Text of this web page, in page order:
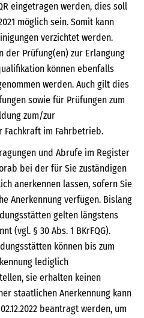
eingetragen werden, dies soll
möglich sein. Somit kann
verzichtet werden.
der Prüfung(en) zur Erlangung
können ebenfalls
werden. Auch gilt dies
sowie für Prüfungen zum
zum/zur
im Fahrbetrieb.
und Abrufe im Register
bei der für Sie zuständigen
anerkennen lassen, sofern Sie
Anerkennung verfügen. Bislang
gelten längstens
(vgl. § 30 Abs. 1 BKrFQG).
können bis zum
lediglich
sie erhalten keinen
staatlichen Anerkennung kann
beantragt werden, um